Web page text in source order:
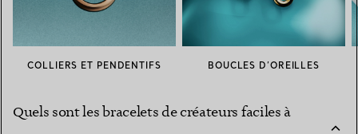
COLLIERS ET PENDENTIFS BOUCLES D’OREILLES
Quels sont les bracelets de créateurs faciles à